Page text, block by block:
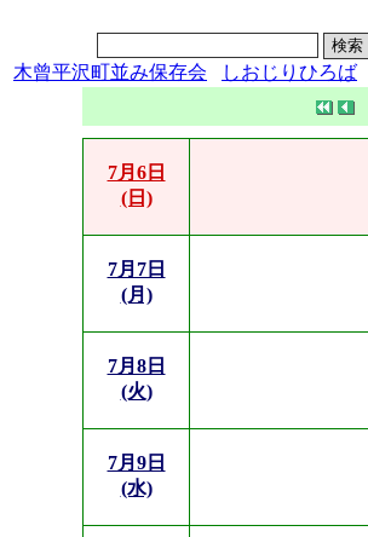
木曾平沢町並み保存会 しおじりひろば
7月6日
(日)
7月7日
(月)
7月8日
(火)
7月9日
(水)